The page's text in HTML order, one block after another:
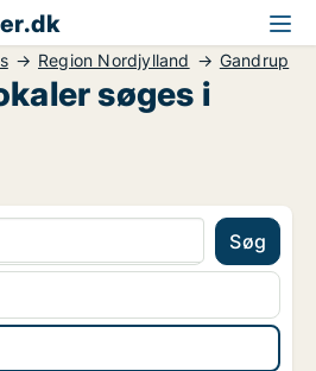
Region Nordjylland Gandrup
søges i
Søg